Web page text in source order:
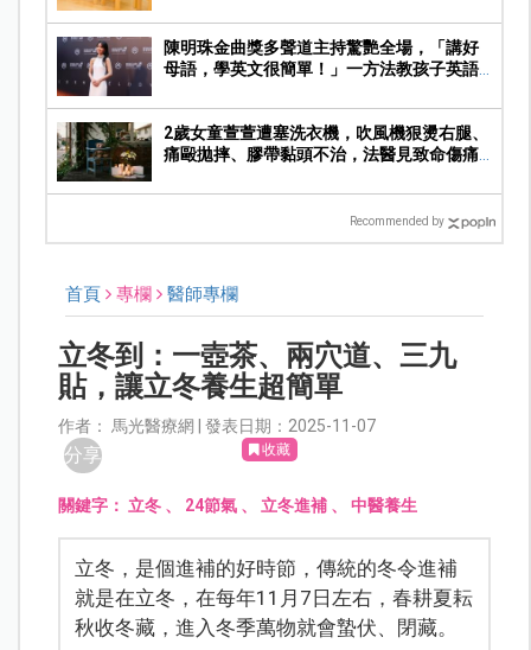
陳明珠金曲獎多聲道主持驚艷全場，「講好
母語，學英文很簡單！」一方法教孩子英語
2歲女童萱萱遭塞洗衣機，吹風機狠燙右腿、
痛毆拋摔、膠帶黏頭不治，法醫見致命傷痛
Recommended by
首頁 專欄 醫師專欄
立冬到：一壺茶、兩穴道、三九
貼，讓立冬養生超簡單
作者： 馬光醫療網 | 發表日期：2025-11-07
分享 收藏
關鍵字：立冬 、 24節氣 、立冬進補 、中醫養生
立冬，是個進補的好時節，傳統的冬令進補
就是在立冬，在每年11月7日左右，春耕夏耘
秋收冬藏，進入冬季萬物就會蟄伏、閉藏。